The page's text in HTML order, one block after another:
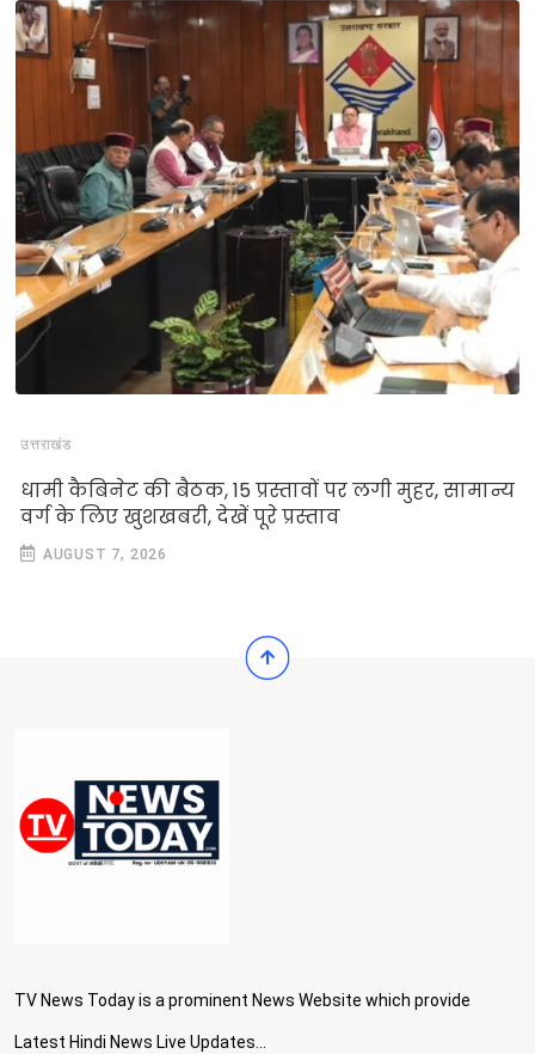
उत्तराखंड
धामी कैबिनेट की बैठक, 15 प्रस्तावों पर लगी मुहर, सामान्य
वर्ग के लिए खुशखबरी, देखें पूरे प्रस्ताव
AUGUST 7, 2026
TV News Today is a prominent News Website which provide
Latest Hindi News Live Updates...